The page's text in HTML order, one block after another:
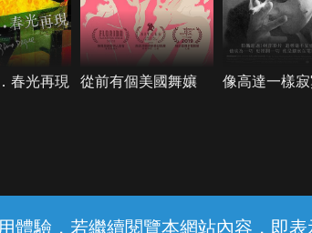
體驗，若繼續閱覽本網站內容，即
春光再現 從前有個美國舞孃 像高達一樣
線上客服 服務條款 隱私權保護